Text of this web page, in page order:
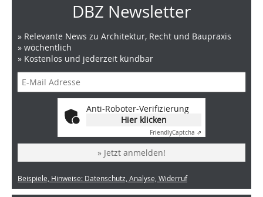
DBZ Newsletter
» Relevante News zu Architektur, Recht und Baupraxis
» wöchentlich
» Kostenlos und jederzeit kündbar
Anti-Roboter-Verifizierung
Hier klicken
FriendlyCaptcha ⇗
» Jetzt anmelden!
Beispiele, Hinweise: Datenschutz, Analyse, Widerruf